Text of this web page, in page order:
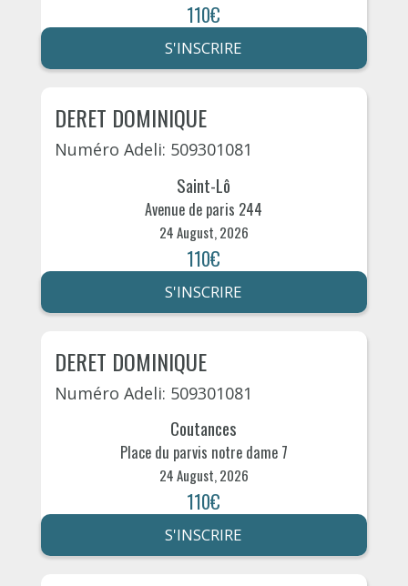
110€
S'INSCRIRE
DERET DOMINIQUE
Numéro Adeli: 509301081
Saint-Lô
Avenue de paris 244
24 August, 2026
110€
S'INSCRIRE
DERET DOMINIQUE
Numéro Adeli: 509301081
Coutances
Place du parvis notre dame 7
24 August, 2026
110€
S'INSCRIRE